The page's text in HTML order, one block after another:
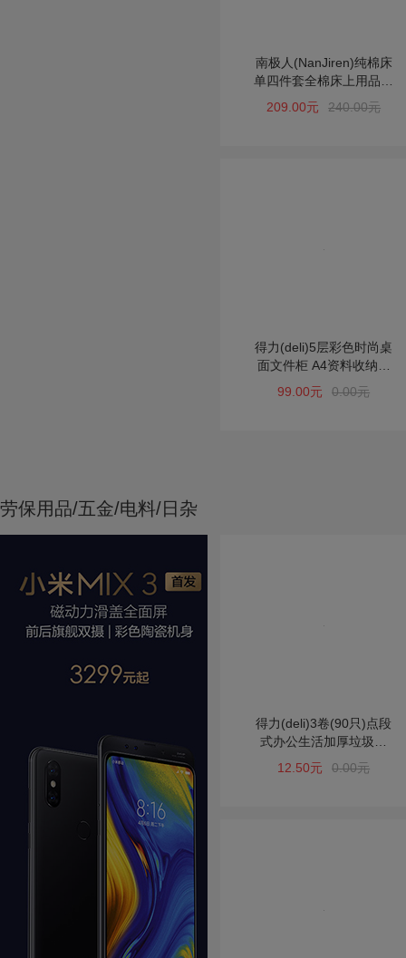
南极人(NanJiren)纯棉床
单四件套全棉床上用品婚
庆被套4件套
209.00元 240.00元
得力(deli)5层彩色时尚桌
面文件柜 A4资料收纳柜
带索引标签 学科试卷分类
收纳 象牙白97772
99.00元 0.00元
劳保用品/五金/电料/日杂
得力(deli)3卷(90只)点段
式办公生活加厚垃圾袋
45*55cm 垃圾分类 办公
用品 黑色33067
12.50元 0.00元